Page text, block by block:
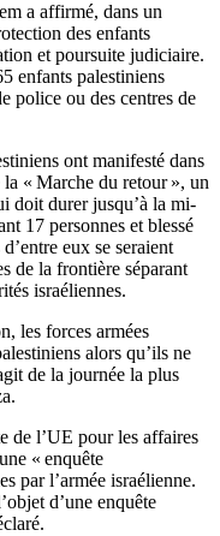
a affirmé, dans un
des enfants
et poursuite judiciaire.
enfants palestiniens
police ou des centres de
ont manifesté dans
« Marche du retour », un
doit durer jusqu’à la mi-
17 personnes et blessé
eux se seraient
de la frontière séparant
israéliennes.
les forces armées
alors qu’ils ne
de la journée la plus
de l’UE pour les affaires
« enquête
par l’armée israélienne.
d’une enquête